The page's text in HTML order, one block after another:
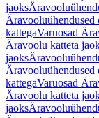
jaoks
Äravooluühendused
kattegaVaruosad
Äravoolu katteta
jaoks
Äravooluühendused
kattegaVaruosad
Äravoolu katteta
jaoks